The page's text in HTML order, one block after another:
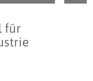
für